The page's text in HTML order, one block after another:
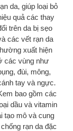
da, giúp loại bỏ
quả các thay
trên da bị sẹo
các vết rạn da
xuất hiện
các vùng như
đùi, mông,
tay và ngực.
bao gồm các
dầu và vitamin
tạo mô và cung
rạn da đặc